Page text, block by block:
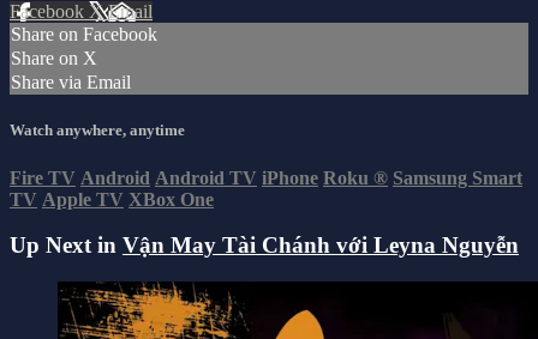
Facebook XEmail
Share on Facebook
Share on X
Share via Email
Watch anywhere, anytime
Fire TV Android Android TV iPhone Roku ® Samsung Smart
TV Apple TV XBox One
Up Next in Vận May Tài Chánh với Leyna Nguyễn